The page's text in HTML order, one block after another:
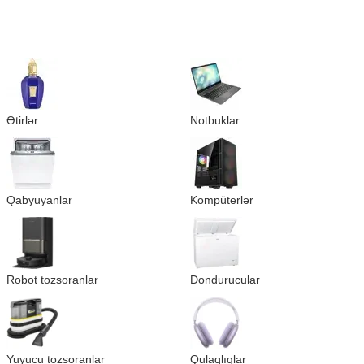
Ətirlər Notbuklar
Qabyuyanlar Kompüterlər
Robot tozsoranlar Dondurucular
Yuyucu tozsoranlar Qulaqlıqlar